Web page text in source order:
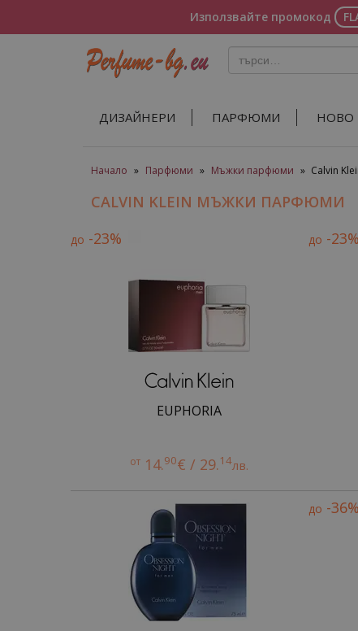
Използвайте промокод
ДИЗАЙНЕРИ ПАРФЮМИ НОВО
Начало » Парфюми » Мъжки парфюми » Calvin
CALVIN KLEIN МЪЖКИ ПАРФЮМИ
до -23%
EUPHORIA
от 14.90€ / 29.14лв.
до -23%
до -36%